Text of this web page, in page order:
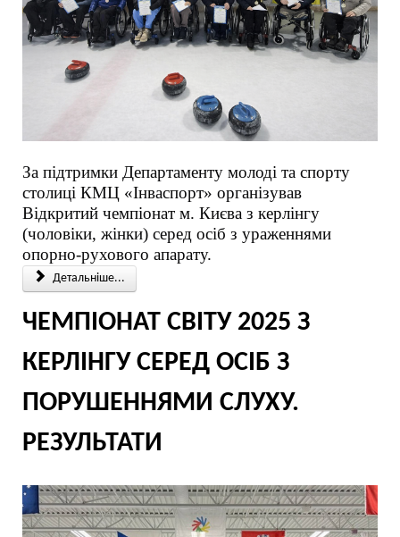
За підтримки Департаменту молоді та спорту
столиці КМЦ «Інваспорт» організував
Відкритий чемпіонат м. Києва з керлінгу
(чоловіки, жінки) серед осіб з ураженнями
опорно-рухового апарату.
Детальніше...
ЧЕМПІОНАТ СВІТУ 2025 З
КЕРЛІНГУ СЕРЕД ОСІБ З
ПОРУШЕННЯМИ СЛУХУ.
РЕЗУЛЬТАТИ